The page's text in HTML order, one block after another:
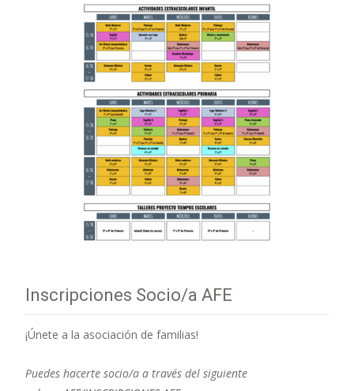
Inscripciones Socio/a AFE
¡Únete a la asociación de familias!
Puedes hacerte socio/a a través del siguiente